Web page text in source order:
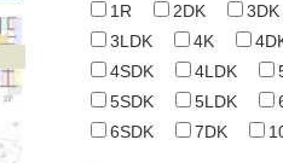
1R 2DK
3DK
3LDK
4K
4SDK
4LDK
5SDK
5LDK
6SDK
7DK